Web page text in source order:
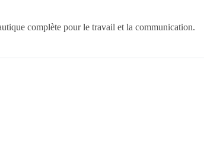
complète pour le travail et la communication.